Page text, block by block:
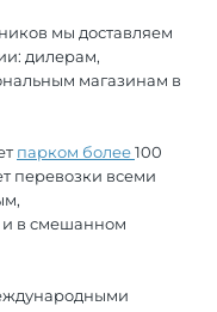
мы доставляем
дилерам,
магазинам в
парком более100
перевозки всеми
и в смешанном